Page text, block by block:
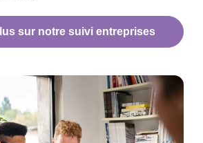
sur notre suivi entreprises